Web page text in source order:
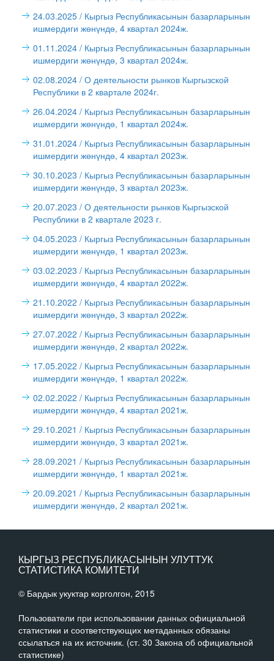
24.03.2025 / Кыргыз Республикасынын базарларынын
ишмердиги жөнүндө, 4 квартал 2024ж.
01.11.2024 / Кыргыз Республикасынын базарларынын
ишмердиги жөнүндө, 3 квартал 2024ж.
02.08.2024 / О деятельности рынков Кыргызской
Республики в 2 квартале 2024г.
26.04.2024 / Кыргыз Республикасынын базарларынын
ишмердиги жөнүндө, 1 квартал 2024ж.
31.01.2024 / Кыргыз Республикасынын базарларынын
ишмердиги жөнүндө, 4 квартал 2023ж.
30.10.2023 / Кыргыз Республикасынын базарларынын
ишмердиги жөнүндө, 3 квартал 2023ж.
20.07.2023 / О деятельности рынков Кыргызской
Республики в 2 квартале 2023 г.
04.05.2023 / Кыргыз Республикасынын базарларынын
ишмердиги жөнүндө, 1 квартал 2023ж.
03.02.2023 / Кыргыз Республикасынын базарларынын
ишмердиги жөнүндө, 4 квартал 2022ж.
21.10.2022 / Кыргыз Республикасынын базарларынын
ишмердиги жөнүндө, 3 квартал 2022ж.
27.07.2022 / Кыргыз Республикасынын базарларынын
ишмердиги жөнүндө, 2 квартал 2022ж.
17.05.2022 / Кыргыз Республикасынын базарларынын
ишмердиги жөнүндө, 1 квартал 2022ж.
02.02.2022 / Кыргыз Республикасынын базарларынын
ишмердиги жөнүндө, 4 квартал 2021ж.
29.10.2021 / Кыргыз Республикасынын базарларынын
ишмердиги жөнүндө, 3 квартал 2021ж.
28.09.2021 / Кыргыз Республикасынын базарларынын
ишмердиги жөнүндө, 1 квартал 2021ж.
20.09.2021 / Кыргыз Республикасынын базарларынын
ишмердиги жөнүндө, 2 квартал 2021ж.
КЫРГЫЗ РЕСПУБЛИКАСЫНЫН УЛУТТУК
СТАТИСТИКА КОМИТЕТИ
© Бардык укуктар корголгон, 2015
Пользователи при использовании данных официальной
статистики и соответствующих метаданных обязаны
ссылаться на их источник. (ст. 30 Закона об официальной
статистике)